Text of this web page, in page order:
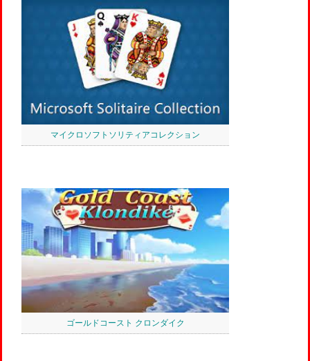
マイクロソフトソリティアコレクション
ゴールドコースト クロンダイク